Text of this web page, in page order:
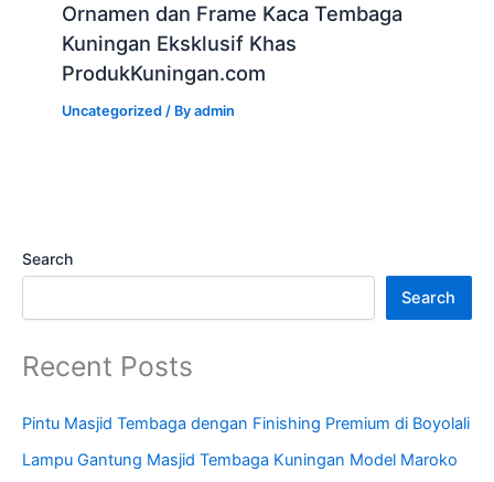
Ornamen dan Frame Kaca Tembaga
Kuningan Eksklusif Khas
ProdukKuningan.com
Uncategorized / Byadmin
Search
Search
Recent Posts
Pintu Masjid Tembaga dengan Finishing Premium di Boyolali
Lampu Gantung Masjid Tembaga Kuningan Model Maroko